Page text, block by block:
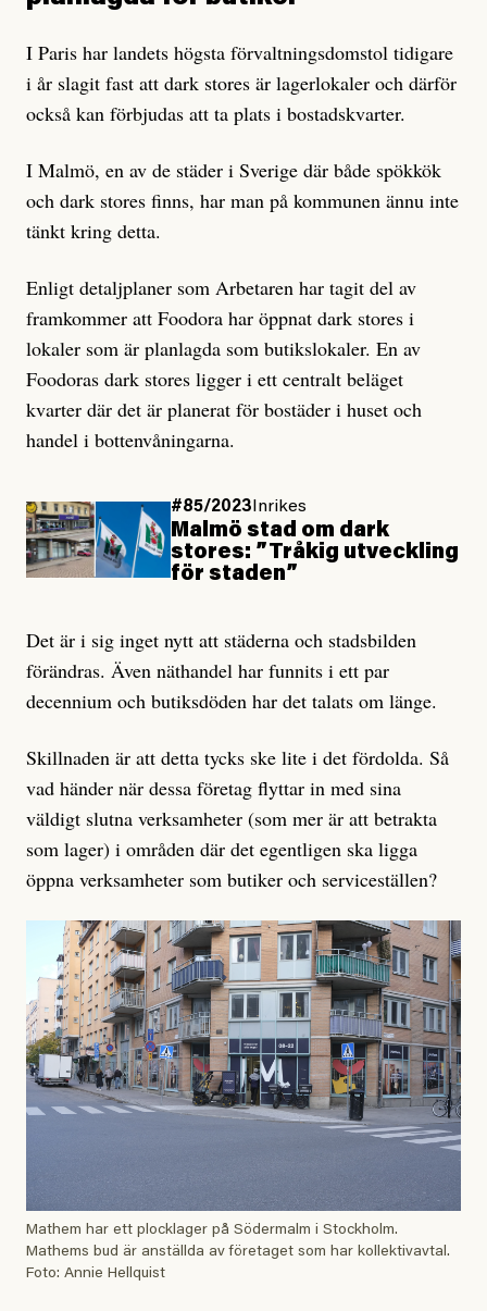
I Paris har landets högsta förvaltningsdomstol tidigare
i år slagit fast att dark stores är lagerlokaler och därför
också kan förbjudas att ta plats i bostadskvarter.
I Malmö, en av de städer i Sverige där både spökkök
och dark stores finns, har man på kommunen ännu inte
tänkt kring detta.
Enligt detaljplaner som Arbetaren har tagit del av
framkommer att Foodora har öppnat dark stores i
lokaler som är planlagda som butikslokaler. En av
Foodoras dark stores ligger i ett centralt beläget
kvarter där det är planerat för bostäder i huset och
handel i bottenvåningarna.
#85/2023Inrikes
Malmö stad om dark
stores: ”Tråkig utveckling
för staden”
Det är i sig inget nytt att städerna och stadsbilden
förändras. Även näthandel har funnits i ett par
decennium och butiksdöden har det talats om länge.
Skillnaden är att detta tycks ske lite i det fördolda. Så
vad händer när dessa företag flyttar in med sina
väldigt slutna verksamheter (som mer är att betrakta
som lager) i områden där det egentligen ska ligga
öppna verksamheter som butiker och serviceställen?
Mathem har ett plocklager på Södermalm i Stockholm.
Mathems bud är anställda av företaget som har kollektivavtal.
Foto: Annie Hellquist